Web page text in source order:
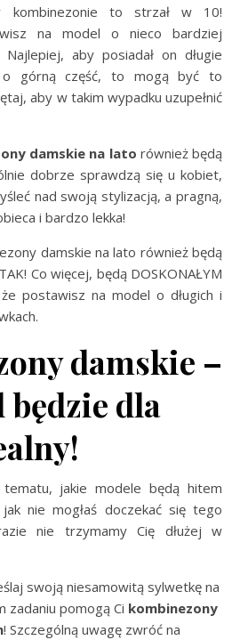
to strzał w 10!
na model o nieco bardziej
Najlepiej, aby posiadał on długie
o górną część, to mogą być to
aby w takim wypadku uzupełnić
damskie na lato również będą
dobrze sprawdzą się u kobiet,
nad swoją stylizacją, a pragną,
i bardzo lekka!
damskie na lato również będą
Co więcej, będą DOSKONAŁYM
postawisz na model o długich i
damskie –
będzie dla
jakie modele będą hitem
nie mogłaś doczekać się tego
nie trzymamy Cię dłużej w
swoją niesamowitą sylwetkę na
zadaniu pomogą Ci kombinezony
! Szczególną uwagę zwróć na